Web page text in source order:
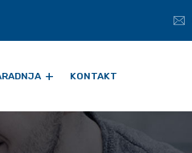
KONTAKT